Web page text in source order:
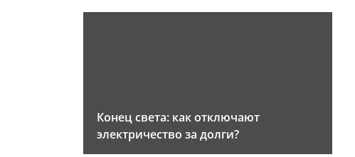
Конец света: как отключают
электричество за долги?